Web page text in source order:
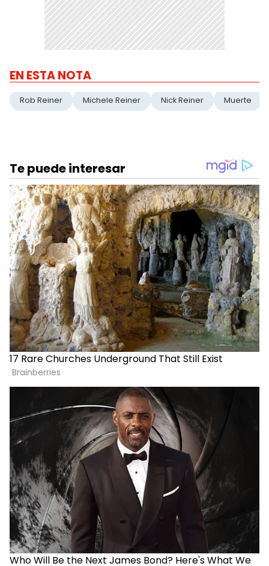
EN ESTA NOTA
Rob Reiner Michele Reiner Nick Reiner Muerte